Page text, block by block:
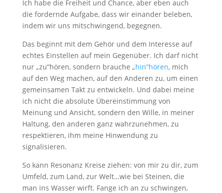
Ich habe die Freiheit und Chance, aber eben auch
die fordernde Aufgabe, dass wir einander beleben,
indem wir uns mitschwingend, begegnen.
Das beginnt mit dem Gehör und dem Interesse auf
echtes Einstellen auf mein Gegenüber. Ich darf nicht
nur „zu“hören, sondern brauche „hin“hören, mich
auf den Weg machen, auf den Anderen zu, um einen
gemeinsamen Takt zu entwickeln. Und dabei meine
ich nicht die absolute Übereinstimmung von
Meinung und Ansicht, sondern den Wille, in meiner
Haltung, den anderen ganz wahrzunehmen, zu
respektieren, ihm meine Hinwendung zu
signalisieren.
So kann Resonanz Kreise ziehen: von mir zu dir, zum
Umfeld, zum Land, zur Welt…wie bei Steinen, die
man ins Wasser wirft. Fange ich an zu schwingen,